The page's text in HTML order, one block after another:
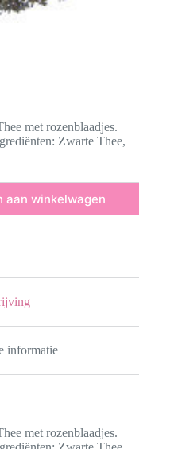
met rozenblaadjes.
Zwarte Thee,
aan winkelwagen
informatie
met rozenblaadjes.